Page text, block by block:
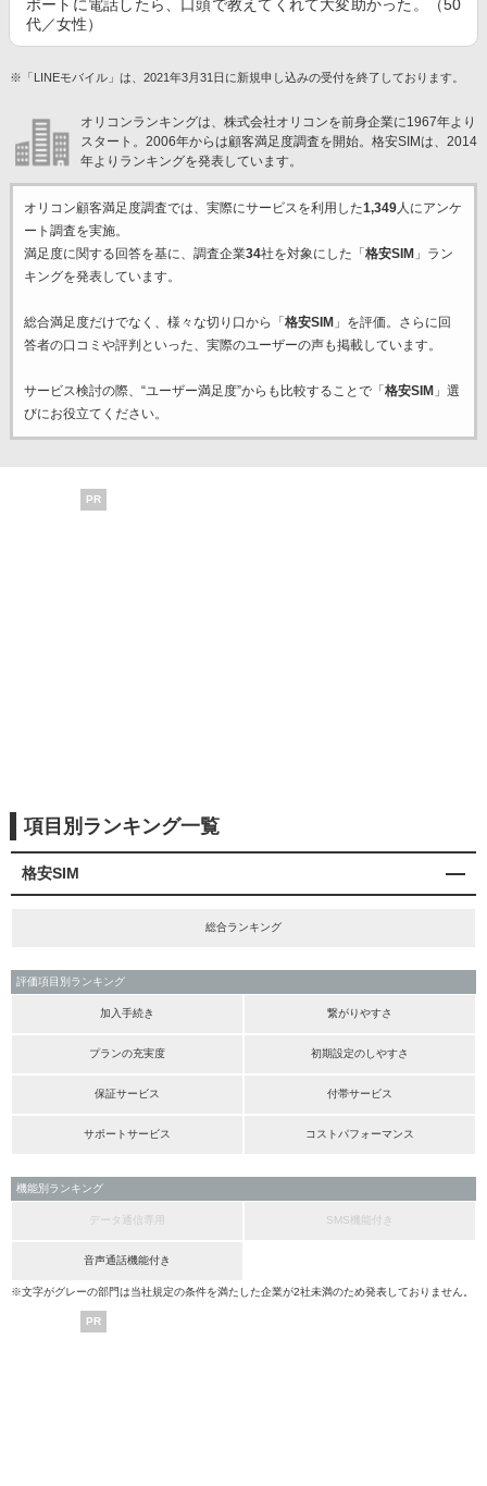
ポートに電話したら、口頭で教えてくれて大変助かった。（50
代／女性）
※「LINEモバイル」は、2021年3月31日に新規申し込みの受付を終了しております。
オリコンランキングは、株式会社オリコンを前身企業に1967年より
スタート。2006年からは顧客満足度調査を開始。格安SIMは、2014
年よりランキングを発表しています。
オリコン顧客満足度調査では、実際にサービスを利用した1,349人にアンケ
ート調査を実施。
満足度に関する回答を基に、調査企業34社を対象にした「 格安SIM 」ラン
キングを発表しています。
総合満足度だけでなく、様々な切り口から「 格安SIM 」を評価。さらに回
答者の口コミや評判といった、実際のユーザーの声も掲載しています。
サービス検討の際、“ユーザー満足度”からも比較することで「 格安SIM 」選
びにお役立てください。
PR
項目別ランキング一覧
格安SIM
総合ランキング
評価項目別ランキング
加入手続き 繋がりやすさ
プランの充実度 初期設定のしやすさ
保証サービス 付帯サービス
サポートサービス コストパフォーマンス
機能別ランキング
データ通信専用 SMS機能付き
音声通話機能付き
※文字がグレーの部門は当社規定の条件を満たした企業が2社未満のため発表しておりません。
PR